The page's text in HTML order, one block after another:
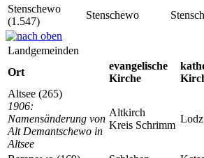
Stenschewo
(1.547)
Stenschewo
Landgemeinden
Ort
evangelische
Kirche
Altsee (265)
1906:
Namensänderung von
Alt Demantschewo in
Altsee
Altkirch
Kreis Schrimm
Lodz